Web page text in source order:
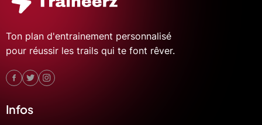
Ton plan d'entrainement personnalisé
pour réussir les trails qui te font rêver.
Infos